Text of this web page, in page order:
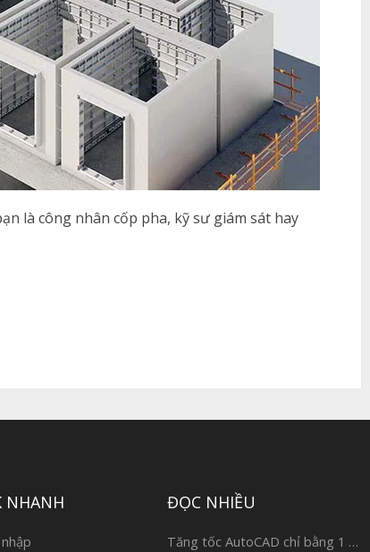
là công nhân cốp pha, kỹ sư giám sát hay
NHANH ĐỌC NHIỀU
Tăng tốc AutoCAD chỉ bằng 1 …